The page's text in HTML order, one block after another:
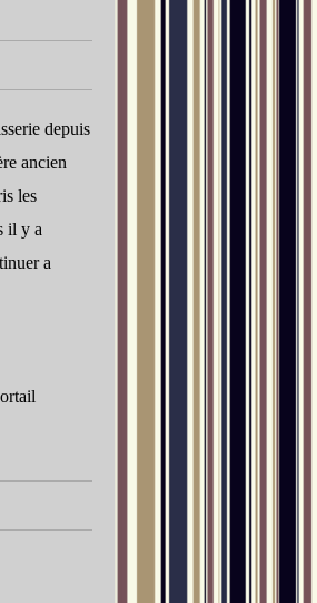
depuis
ancien
les
il y a
a